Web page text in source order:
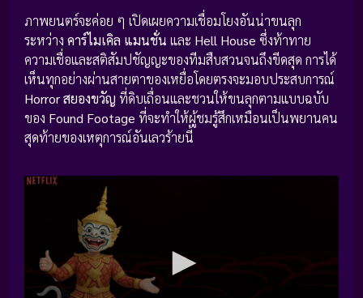
ภาพยนตร์จะค่อย ๆ เปิดเผยความเชื่อมโยงอันน่าขนลุก
ระหว่าง คาร์ไมเคิล แมนชั่น และ Hell House ซึ่งท้าทาย
ความเชื่อและสติสัมปชัญญะของทีมสืบสวนจนถึงขีดสุด การได้
เห็นทุกอย่างผ่านสายตาของเหยื่อโดยตรงจะมอบประสบการณ์
Horror สยองขวัญ ที่ดิบเถื่อนและชวนให้ขนลุกตามแบบฉบับ
ของ Found Footage ที่จะทำให้ผู้ชมรู้สึกเหมือนเป็นพยานคน
สุดท้ายของเหตุการณ์อันเลวร้ายนี้